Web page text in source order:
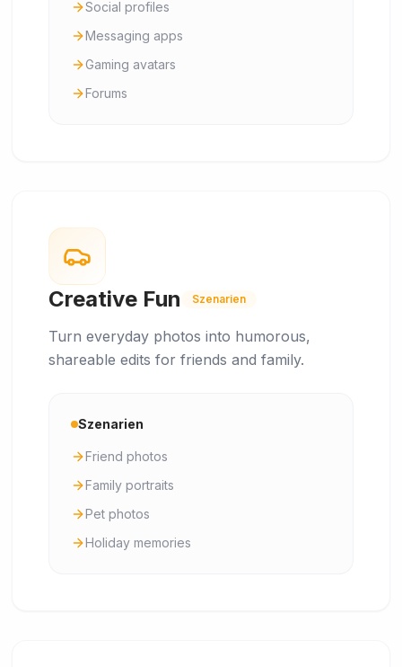
Social profiles
Messaging apps
Gaming avatars
Forums
Creative Fun Szenarien
Turn everyday photos into humorous,
shareable edits for friends and family.
Szenarien
Friend photos
Family portraits
Pet photos
Holiday memories